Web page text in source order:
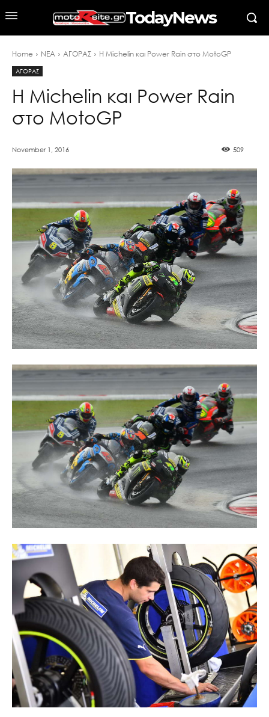
TodayNews
Home ΝΕΑ ΑΓΟΡΑΣ Η Michelin και Power Rain στο MotoGP
ΑΓΟΡΑΣ
Η Michelin και Power Rain
στο MotoGP
November 1, 2016 509